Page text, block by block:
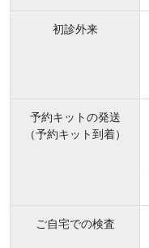
初診外来
予約キットの発送
（予約キット到着）
ご自宅での検査